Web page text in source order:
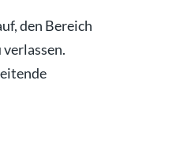
den Bereich